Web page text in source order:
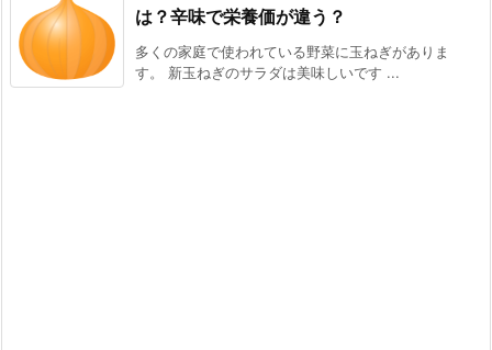
は？辛味で栄養価が違う？
多くの家庭で使われている野菜に玉ねぎがありま
す。 新玉ねぎのサラダは美味しいです ...